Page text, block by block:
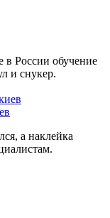
в России обучение
и снукер.
а наклейка